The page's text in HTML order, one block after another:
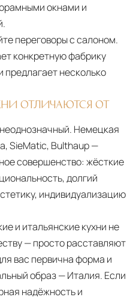
окнами и
переговоры с салоном.
конкретную фабрику
предлагает несколько
ОТЛИЧАЮТСЯ ОТ
Немецкая
SieMatic, Bulthaup —
совершенство: жёсткие
долгий
индивидуализацию
и итальянские кухни не
— просто расставляют
вас первична форма и
образ — Италия. Если
надёжность и